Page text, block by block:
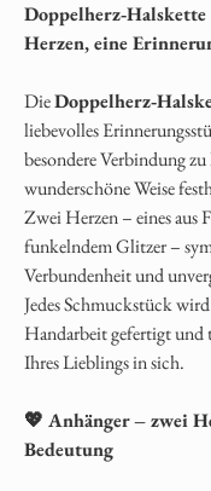
Herzen, eine
Die
liebevolles
besondere Verbindung
wunderschöne Weise
Zwei Herzen – eines aus
funkelndem Glitzer –
Verbundenheit und
Jedes Schmuckstück
Handarbeit gefertigt und
Ihres Lieblings in sich.
💖 Anhänger – zwei
Bedeutung